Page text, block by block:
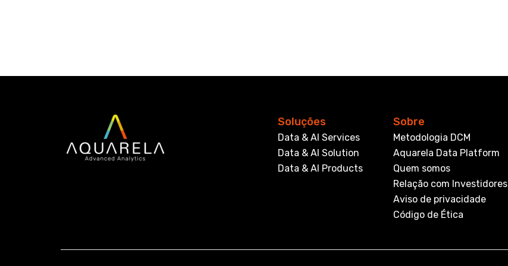
Soluções
Data & AI Services
Data & AI Solution
Data & AI Products
Sobre
Metodologia DCM
Aquarela Data Platform
Quem somos
Relação com Investidores
Aviso de privacidade
Código de Ética